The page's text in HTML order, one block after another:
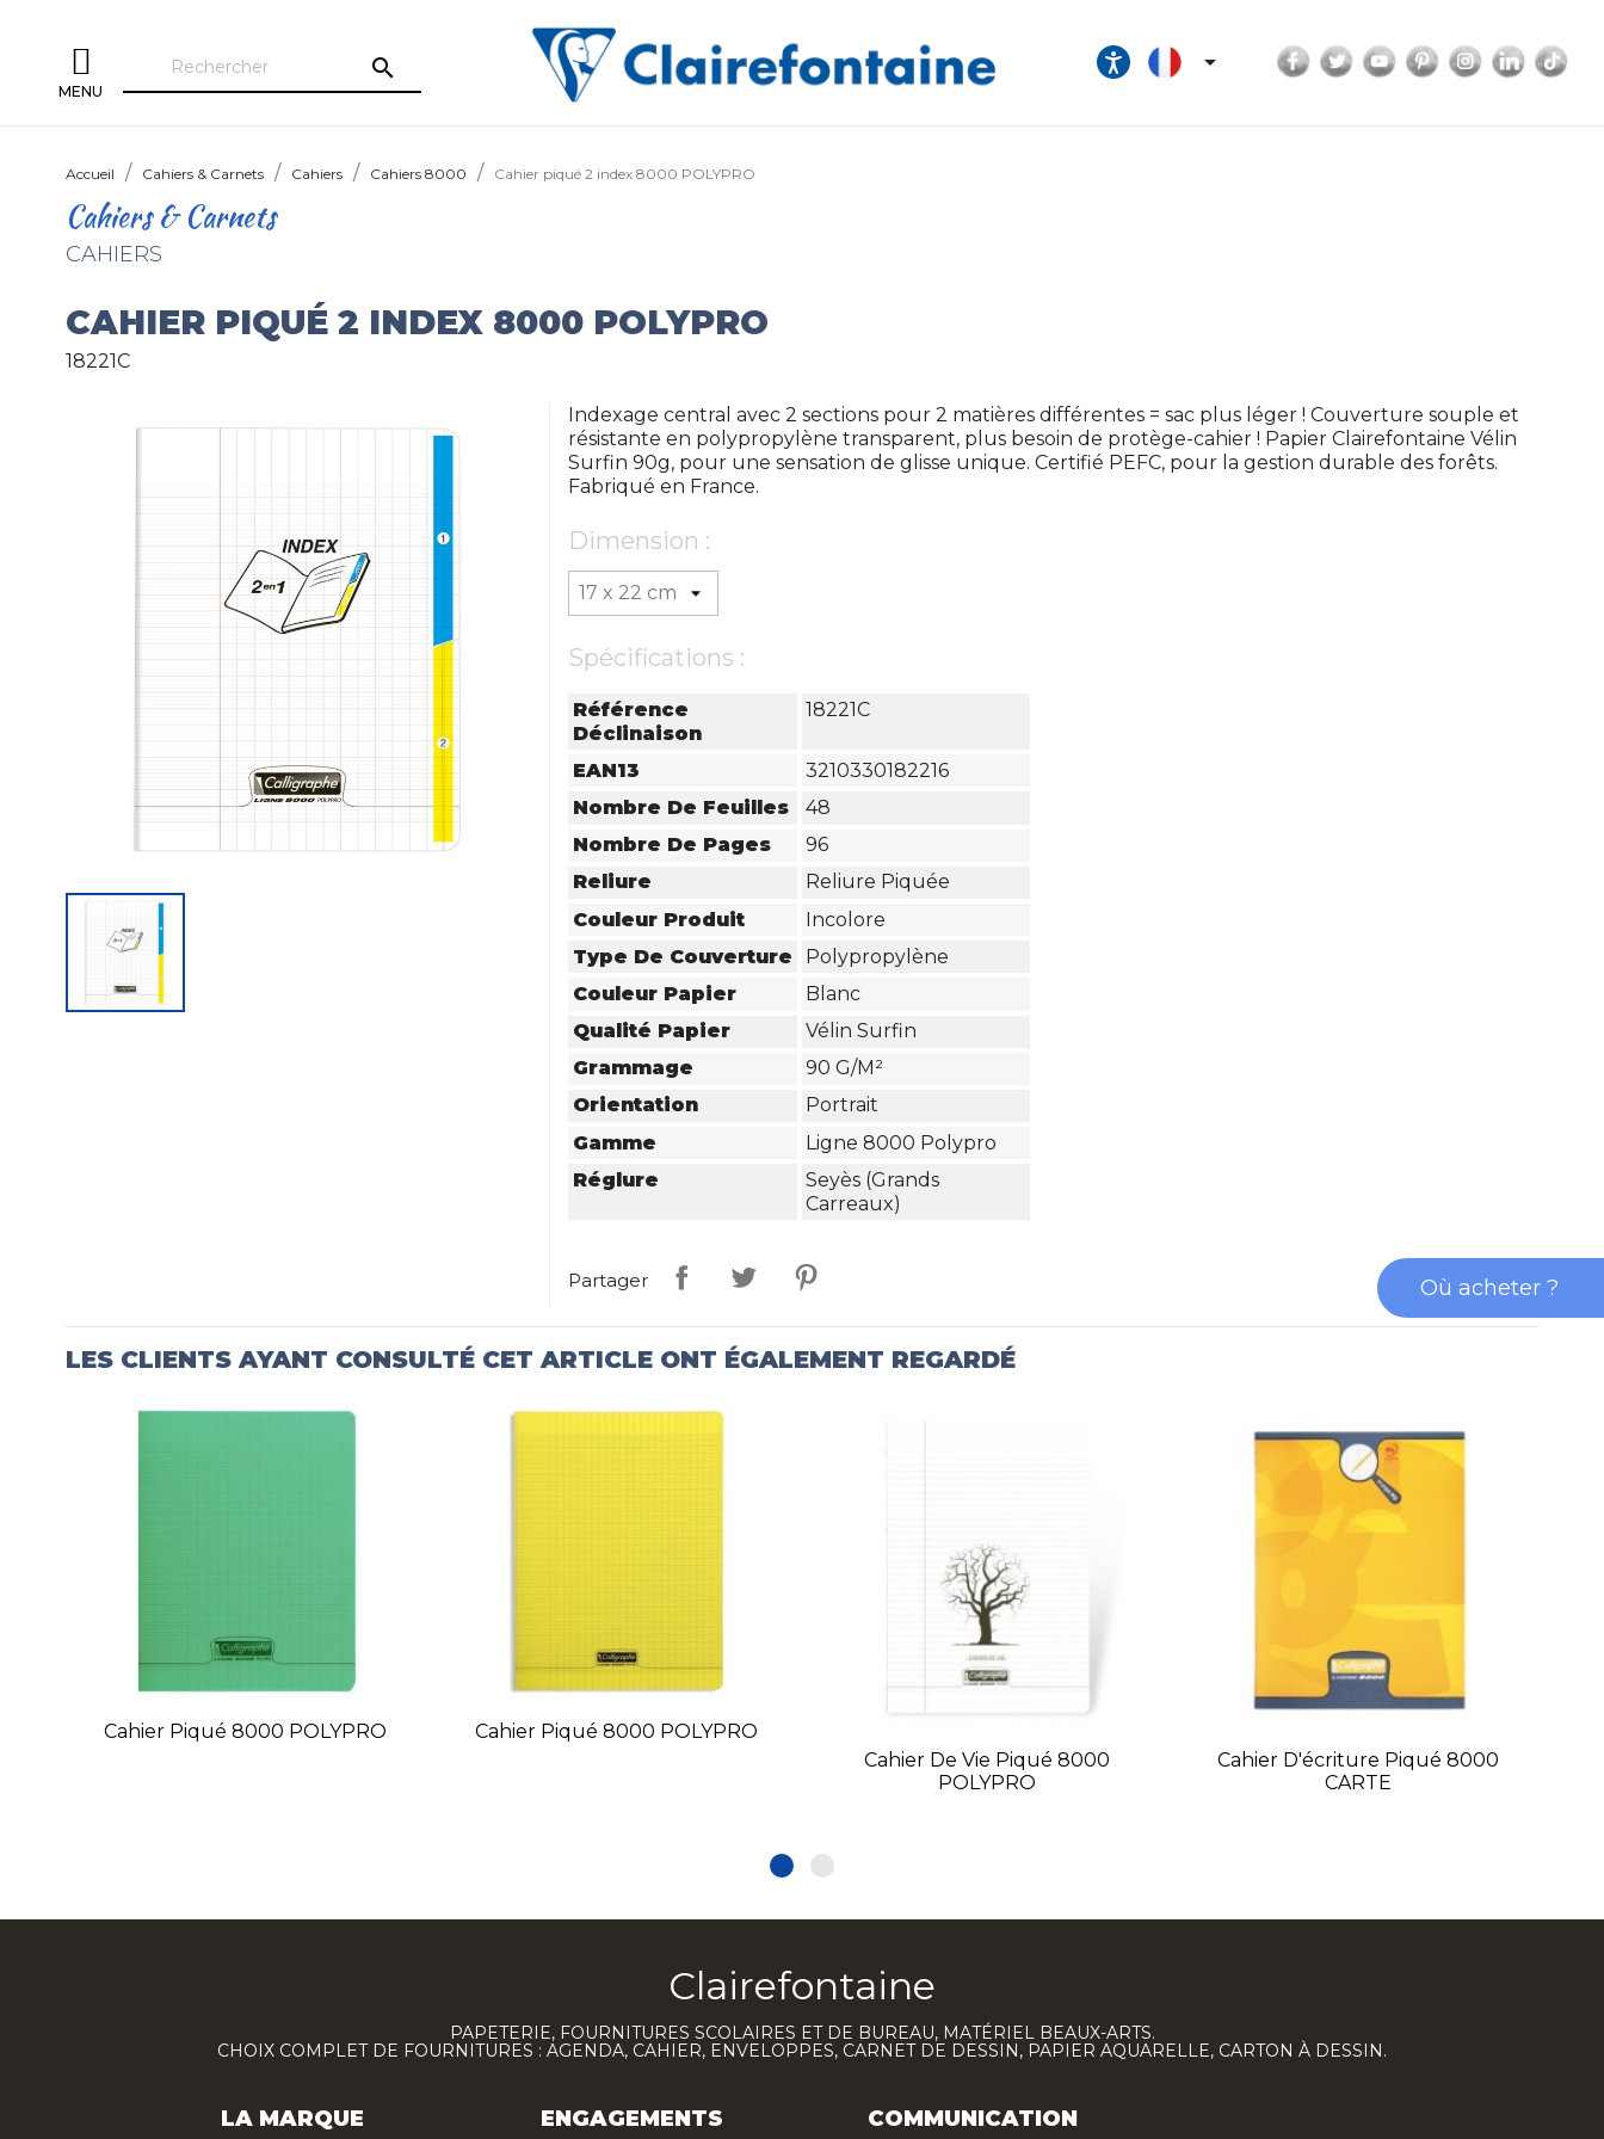
MENU
search  Facebook
TwitterYouTubePinterestInstagram
Accueil Cahiers & Carnets Cahiers Cahiers 8000 Cahier piqué 2 index 8000 POLYPRO
Cahiers & Carnets
CAHIERS
CAHIER PIQUÉ 2 INDEX 8000 POLYPRO
18221C
Indexage central avec 2 sections pour 2 matières différentes = sac plus léger ! Couverture souple et
résistante en polypropylène transparent, plus besoin de protège-cahier ! Papier Clairefontaine Vélin
Surfin 90g, pour une sensation de glisse unique. Certifié PEFC, pour la gestion durable des forêts.
Fabriqué en France.
Dimension :
Spécifications :
Référence
Déclinaison
18221C
EAN13
3210330182216
Nombre De Feuilles
48
Nombre De Pages
96
Reliure
Reliure Piquée
Couleur Produit
Incolore
Type De Couverture
Polypropylène
Couleur Papier
Blanc
Qualité Papier
Vélin Surfin
Grammage
90 G/m²
Orientation
Portrait
Gamme
Ligne 8000 Polypro
Réglure
Seyès (grands
Carreaux)
Partager
LES CLIENTS AYANT CONSULTÉ CET ARTICLE ONT ÉGALEMENT REGARDÉ
Cahier Piqué 8000 POLYPRO
Cahier Piqué 8000 POLYPRO
Cahier De Vie Piqué 8000
POLYPRO
Cahier D'écriture Piqué 8000
CARTE
Clairefontaine
PAPETERIE, FOURNITURES SCOLAIRES ET DE BUREAU, MATÉRIEL BEAUX-ARTS.
CHOIX COMPLET DE FOURNITURES : AGENDA, CAHIER, ENVELOPPES, CARNET DE DESSIN, PAPIER AQUARELLE, CARTON À DESSIN.
LA MARQUE ENGAGEMENTS COMMUNICATION
Où acheter ?